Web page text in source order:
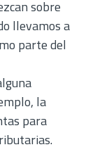
sobre
llevamos a
parte del
la
para